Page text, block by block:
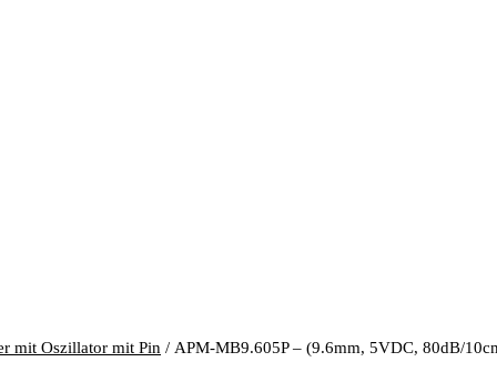
mit Oszillator mit Pin / APM-MB9.605P – (9.6mm, 5VDC, 80dB/